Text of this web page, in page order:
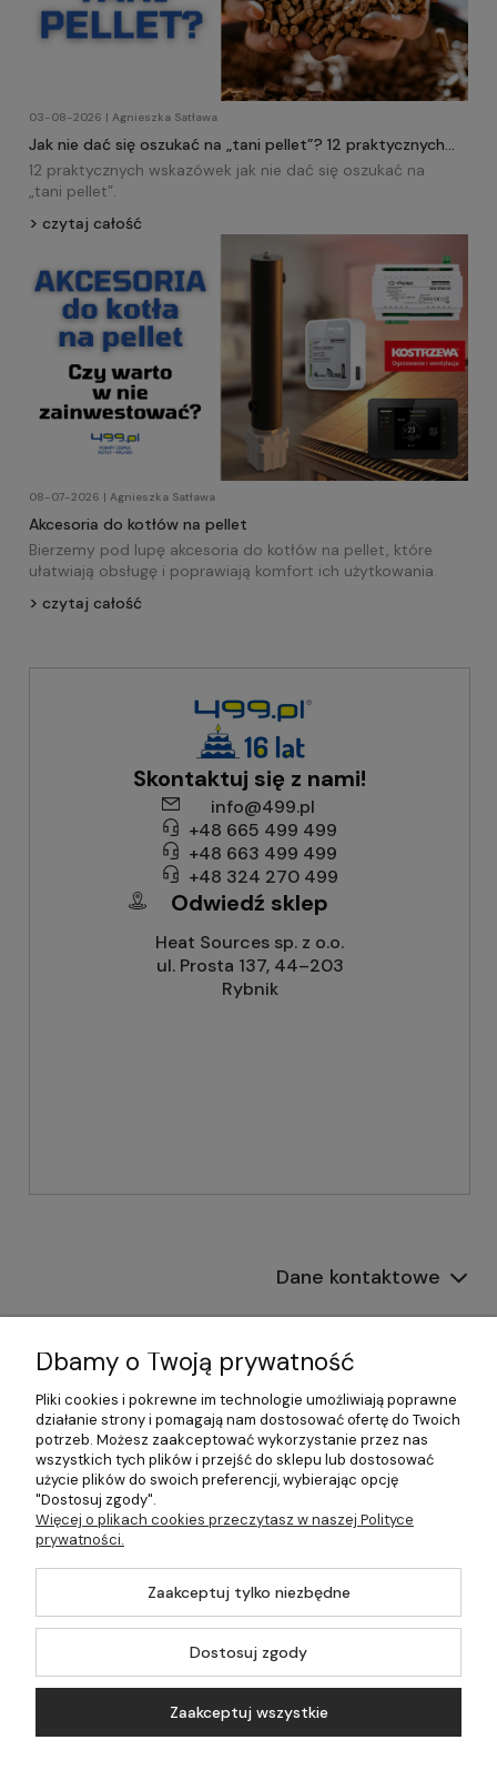
03-08-2026 | Agnieszka Satława
Jak nie dać się oszukać na „tani pellet”? 12 praktycznych
wskazówek!
12 praktycznych wskazówek jak nie dać się oszukać na
„tani pellet”.
czytaj całość
08-07-2026 | Agnieszka Satława
Akcesoria do kotłów na pellet
Bierzemy pod lupę akcesoria do kotłów na pellet, które
ułatwiają obsługę i poprawiają komfort ich użytkowania.
czytaj całość
Skontaktuj się z nami!
info@499.pl
+48 665 499 499
+48 663 499 499
+48 324 270 499
Odwiedź sklep
Heat Sources sp. z o.o.
ul. Prosta 137, 44–203
Rybnik
Dane kontaktowe
Informacje
Płatności i dostawa
Pomoc
Moje konto
©2026 Wszelkie Prawa Zastrzeżone | 499.pl - najlepszy sklep z
Dbamy o Twoją prywatność
Pliki cookies i pokrewne im technologie umożliwiają poprawne
działanie strony i pomagają nam dostosować ofertę do Twoich
potrzeb. Możesz zaakceptować wykorzystanie przez nas
wszystkich tych plików i przejść do sklepu lub dostosować
użycie plików do swoich preferencji, wybierając opcję
"Dostosuj zgody".
Więcej o plikach cookies przeczytasz w naszej Polityce
prywatności.
Zaakceptuj tylko niezbędne
Dostosuj zgody
Zaakceptuj wszystkie